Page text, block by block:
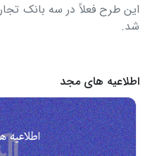
این طرح فعلاً در سه بانک
شد.
اطلاعیه های مجد